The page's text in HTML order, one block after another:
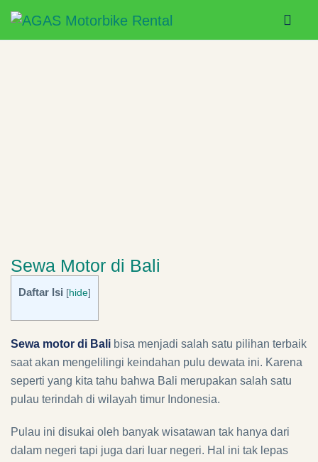
Sewa Motor di Bali
Daftar Isi [hide]
Sewa motor di Bali bisa menjadi salah satu pilihan terbaik
saat akan mengelilingi keindahan pulu dewata ini. Karena
seperti yang kita tahu bahwa Bali merupakan salah satu
pulau terindah di wilayah timur Indonesia.
Pulau ini disukai oleh banyak wisatawan tak hanya dari
dalam negeri tapi juga dari luar negeri. Hal ini tak lepas